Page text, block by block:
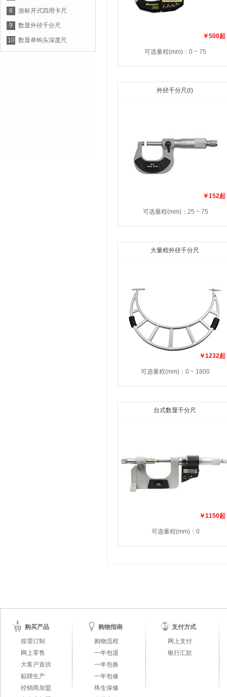
8 游标开式四用卡尺
9 数显外径千分尺
10 数显单钩头深度尺
￥500起
可选量程(mm)：0 ~ 75
外径千分尺(Ⅰ)
￥152起
可选量程(mm)：25 ~ 75
大量程外径千分尺
￥1232起
可选量程(mm)：0 ~ 1800
台式数显千分尺
￥1150起
可选量程(mm)：0
购买产品
按需订制
网上零售
大客户直供
贴牌生产
经销商加盟
购物指南
购物流程
一年包退
一年包换
一年包修
终生保修
支付方式
网上支付
银行汇款